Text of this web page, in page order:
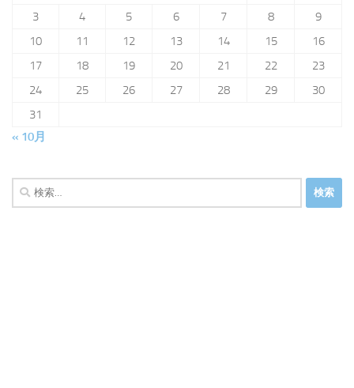
3
4 5 6 7 8
9
10
11 12 13 14 15
16
17
18 19 20 21 22
23
24
25 26 27 28 29
30
31
« 10月
検
索: